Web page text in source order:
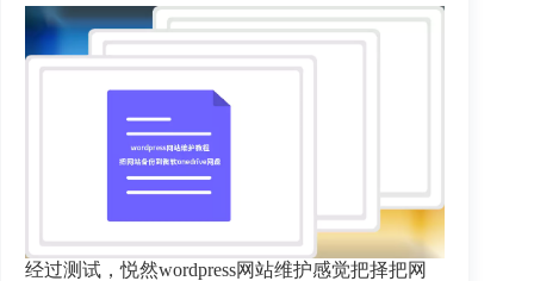
经过测试，悦然wordpress网站维护感觉把择把网